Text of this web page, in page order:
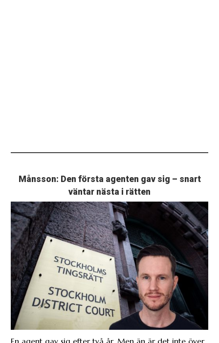
Månsson: Den första agenten gav sig – snart
väntar nästa i rätten